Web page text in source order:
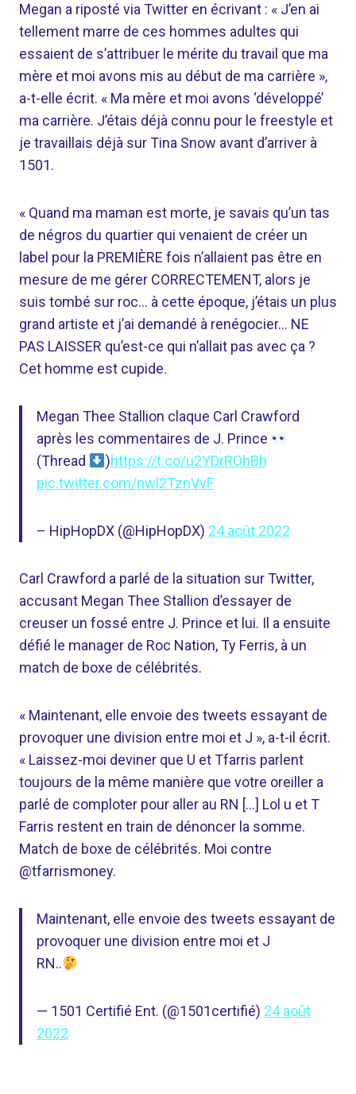
Megan a riposté via Twitter en écrivant : « J’en ai
tellement marre de ces hommes adultes qui
essaient de s’attribuer le mérite du travail que ma
mère et moi avons mis au début de ma carrière »,
a-t-elle écrit. « Ma mère et moi avons ‘développé’
ma carrière. J’étais déjà connu pour le freestyle et
je travaillais déjà sur Tina Snow avant d’arriver à
1501.
« Quand ma maman est morte, je savais qu’un tas
de négros du quartier qui venaient de créer un
label pour la PREMIÈRE fois n’allaient pas être en
mesure de me gérer CORRECTEMENT, alors je
suis tombé sur roc… à cette époque, j’étais un plus
grand artiste et j’ai demandé à renégocier… NE
PAS LAISSER qu’est-ce qui n’allait pas avec ça ?
Cet homme est cupide.
Megan Thee Stallion claque Carl Crawford
après les commentaires de J. Prince
(Thread
)https://t.co/u2YDrROhBh
pic.twitter.com/nwl2TznVvF
– HipHopDX (@HipHopDX) 24 août 2022
Carl Crawford a parlé de la situation sur Twitter,
accusant Megan Thee Stallion d’essayer de
creuser un fossé entre J. Prince et lui. Il a ensuite
défié le manager de Roc Nation, Ty Ferris, à un
match de boxe de célébrités.
« Maintenant, elle envoie des tweets essayant de
provoquer une division entre moi et J », a-t-il écrit.
« Laissez-moi deviner que U et Tfarris parlent
toujours de la même manière que votre oreiller a
parlé de comploter pour aller au RN […] Lol u et T
Farris restent en train de dénoncer la somme.
Match de boxe de célébrités. Moi contre
@tfarrismoney.
Maintenant, elle envoie des tweets essayant de
provoquer une division entre moi et J
RN..
— 1501 Certifié Ent. (@1501certifié) 24 août
2022